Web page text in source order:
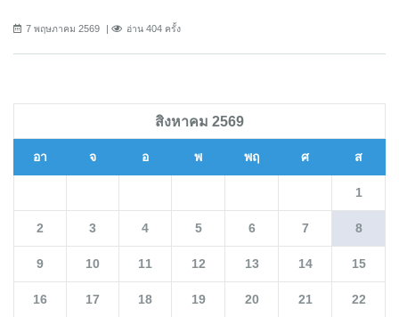
7 พฤษภาคม 2569 อ่าน 404 ครั้ง
สิงหาคม 2569
อา จ อ พ พฤ ศ ส
1
2 3 4 5 6 7 8
9 10 11 12 13 14 15
16 17 18 19 20 21 22